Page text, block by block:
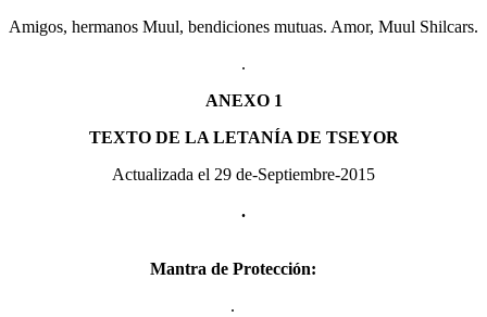
Amigos, hermanos Muul, bendiciones mutuas. Amor, Muul Shilcars.
.
ANEXO 1
TEXTO DE LA LETANÍA DE TSEYOR
Actualizada el 29 de-Septiembre-2015
.
Mantra de Protección:
.